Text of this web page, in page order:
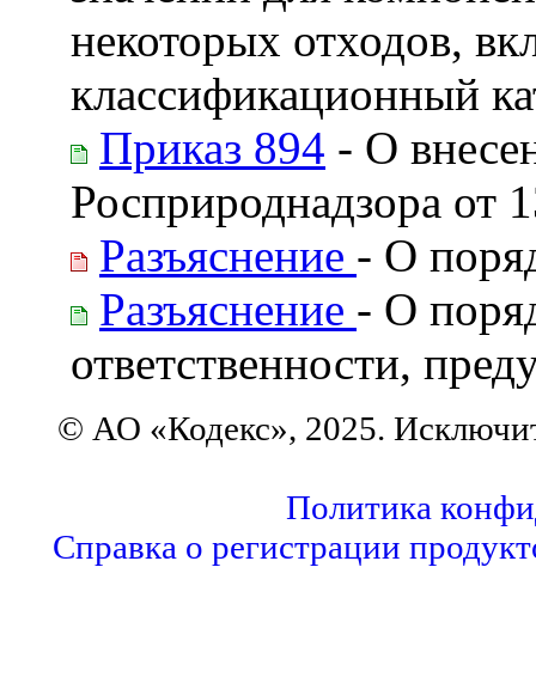
некоторых отходов,
классификационный
Приказ 894 - О
Росприроднадзора от
Разъяснение - О
Разъяснение - О
ответственности,
© АО «Кодекс», 2025.
Политика
Справка о регистрации